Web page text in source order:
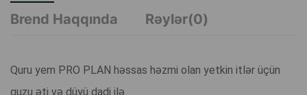
Brend Haqqında
Rəylər(0)
Quru yem PRO PLAN həssas həzmi olan yetkin itlər üçün
quzu əti və düyü dadi ilə.